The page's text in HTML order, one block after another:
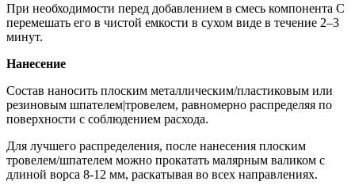
При необходимости перед добавлением в смесь компонента С
перемешать его в чистой емкости в сухом виде в течение 2–3
минут.
Нанесение
Состав наносить плоским металлическим/пластиковым или
резиновым шпателем|тровелем, равномерно распределяя по
поверхности с соблюдением расхода.
Для лучшего распределения, после нанесения плоским
тровелем/шпателем можно прокатать малярным валиком с
длиной ворса 8-12 мм, раскатывая во всех направлениях.